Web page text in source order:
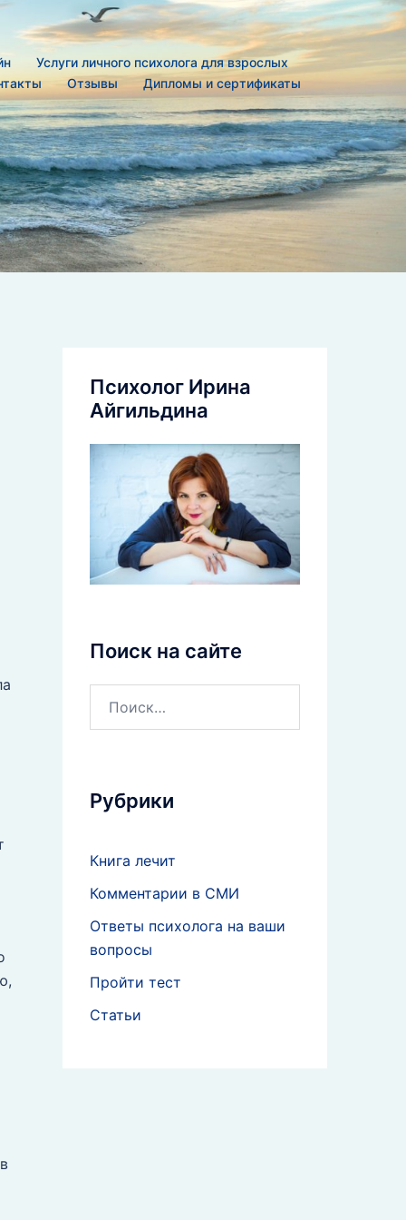
Услуги личного психолога для взрослых
Отзывы Дипломы и сертификаты
Психолог Ирина
Айгильдина
Поиск на сайте
Рубрики
Книга лечит
Комментарии в СМИ
Ответы психолога на ваши
вопросы
Пройти тест
Статьи